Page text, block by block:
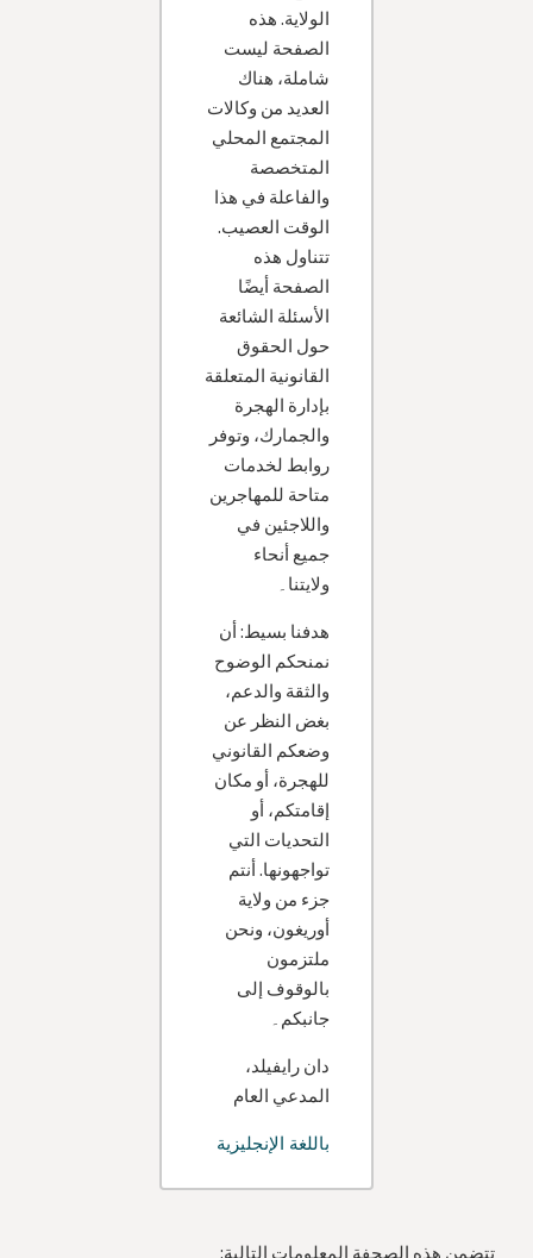
الولاية. هذه
الصفحة ليست
شاملة، هناك
العديد من وكالات
المجتمع المحلي
المتخصصة
والفاعلة في هذا
الوقت العصيب.
تتناول هذه
الصفحة أيضًا
الأسئلة الشائعة
حول الحقوق
القانونية المتعلقة
بإدارة الهجرة
والجمارك، وتوفر
روابط لخدمات
متاحة للمهاجرين
واللاجئين في
جميع أنحاء
ولايتنا۔
هدفنا بسيط: أن
نمنحكم الوضوح
والثقة والدعم،
بغض النظر عن
وضعكم القانوني
للهجرة، أو مكان
إقامتكم، أو
التحديات التي
تواجهونها. أنتم
جزء من ولاية
أوريغون، ونحن
ملتزمون
بالوقوف إلى
جانبكم۔
دان رايفيلد،
المدعي العام
باللغة الإنجليزية
تتضمن هذه الصحفة المعلومات التالية: